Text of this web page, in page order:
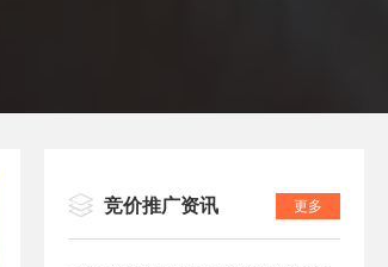
竞价推广资讯 更多